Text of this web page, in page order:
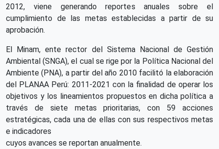
2012, viene generando reportes anuales sobre el
cumplimiento de las metas establecidas a partir de su
aprobación.
El Minam, ente rector del Sistema Nacional de Gestión
Ambiental (SNGA), el cual se rige por la Política Nacional del
Ambiente (PNA), a partir del año 2010 facilitó la elaboración
del PLANAA Perú: 2011-2021 con la finalidad de operar los
objetivos y los lineamientos propuestos en dicha política a
través de siete metas prioritarias, con 59 acciones
estratégicas, cada una de ellas con sus respectivos metas
e indicadores
cuyos avances se reportan anualmente.